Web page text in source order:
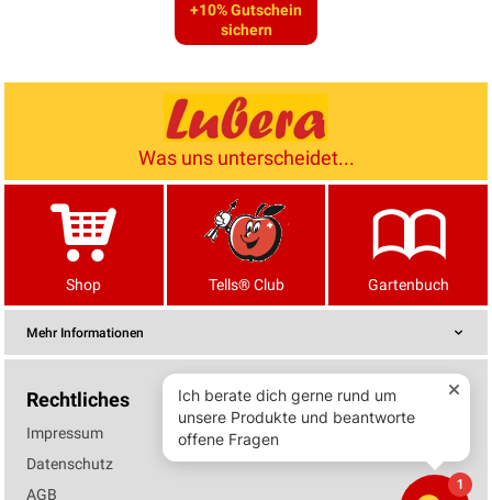
+10% Gutschein
sichern
Was uns unterscheidet...
Shop Tells® Club Gartenbuch
Mehr Informationen
Rechtliches
Impressum
Datenschutz
AGB